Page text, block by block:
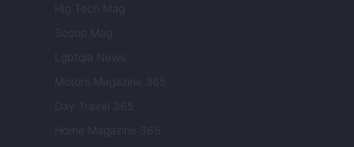
Hig Tech Mag
Scoop Mag
Lgbtqia News
Motors Magazine 365
Day Travel 365
Home Magazine 365